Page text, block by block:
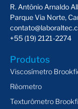
R. Antônio Arnaldo
Parque Via Norte,
+55 (19) 2121-2274
Produtos
Viscosímetro
Rêometro
Texturômetro